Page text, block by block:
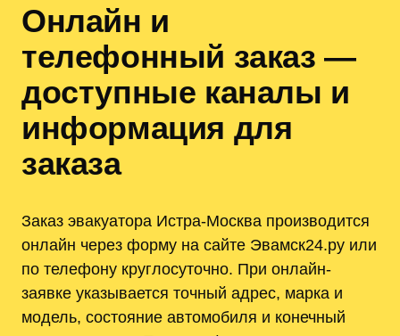
Онлайн и
телефонный заказ —
доступные каналы и
информация для
заказа
Заказ эвакуатора Истра-Москва производится
онлайн через форму на сайте Эвамск24.ру или
по телефону круглосуточно. При онлайн-
заявке указывается точный адрес, марка и
модель, состояние автомобиля и конечный